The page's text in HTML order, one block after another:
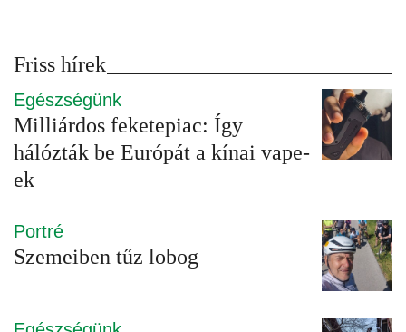
Friss hírek
Egészségünk
Milliárdos feketepiac: Így
hálózták be Európát a kínai vape-
ek
Portré
Szemeiben tűz lobog